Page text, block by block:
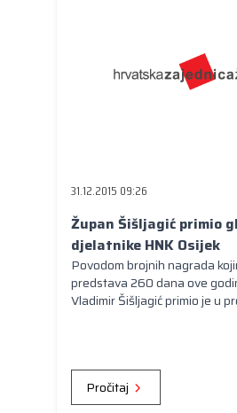
31.12.2015 09:26
Župan Šišljagić primio
djelatnike HNK Osijek
Povodom brojnih nagrada
predstava 260 dana ove
Vladimir Šišljagić primio je u
Pročitaj